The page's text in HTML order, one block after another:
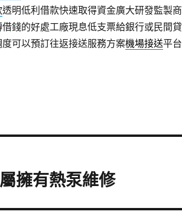
透明低利借款快速取得資金廣大研發監製商
錢的好處工廠現息低支票給銀行或民間貸
可以預訂往返接送服務方案機場接送平台
擁有熱泵維修